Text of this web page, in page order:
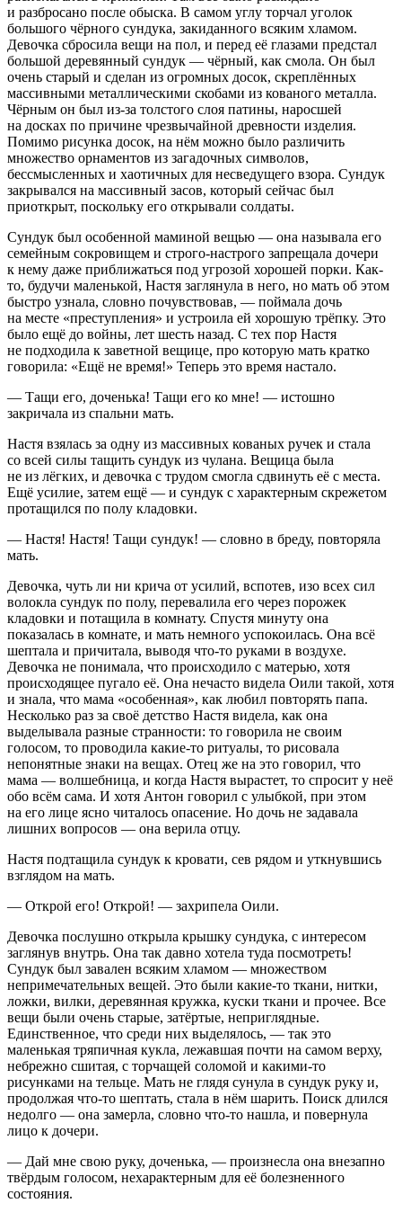
и разбросано после обыска. В самом углу торчал уголок
большого чёрного сундука, закиданного всяким хламом.
Девочка сбросила вещи на пол, и перед её глазами предстал
большой деревянный сундук — чёрный, как смола. Он был
очень старый и сделан из огромных досок, скреплённых
массивными металлическими скобами из кованого металла.
Чёрным он был из-за толстого слоя патины, наросшей
на досках по причине чрезвычайной древности изделия.
Помимо рисунка досок, на нём можно было различить
множество орнаментов из загадочных символов,
бессмысленных и хаотичных для несведущего взора. Сундук
закрывался на массивный засов, который сейчас был
приоткрыт, поскольку его открывали солдаты.
Сундук был особенной маминой вещью — она называла его
семейным сокровищем и строго-настрого запрещала дочери
к нему даже приближаться под угрозой хорошей порки. Как-
то, будучи маленькой, Настя заглянула в него, но мать об этом
быстро узнала, словно почувствовав, — поймала дочь
на месте «преступления» и устроила ей хорошую трёпку. Это
было ещё до войны, лет шесть назад. С тех пор Настя
не подходила к заветной вещице, про которую мать кратко
говорила: «Ещё не время!» Теперь это время настало.
— Тащи его, доченька! Тащи его ко мне! — истошно
закричала из спальни мать.
Настя взялась за одну из массивных кованых ручек и стала
со всей силы тащить сундук из чулана. Вещица была
не из лёгких, и девочка с трудом смогла сдвинуть её с места.
Ещё усилие, затем ещё — и сундук с характерным скрежетом
протащился по полу кладовки.
— Настя! Настя! Тащи сундук! — словно в бреду, повторяла
мать.
Девочка, чуть ли ни крича от усилий, вспотев, изо всех сил
волокла сундук по полу, перевалила его через порожек
кладовки и потащила в комнату. Спустя минуту она
показалась в комнате, и мать немного успокоилась. Она всё
шептала и причитала, выводя что-то руками в воздухе.
Девочка не понимала, что происходило с матерью, хотя
происходящее пугало её. Она нечасто видела Оили такой, хотя
и знала, что мама «особенная», как любил повторять папа.
Несколько раз за своё детство Настя видела, как она
выделывала разные странности: то говорила не своим
голосом, то проводила какие-то ритуалы, то рисовала
непонятные знаки на вещах. Отец же на это говорил, что
мама — волшебница, и когда Настя вырастет, то спросит у неё
обо всём сама. И хотя Антон говорил с улыбкой, при этом
на его лице ясно читалось опасение. Но дочь не задавала
лишних вопросов — она верила отцу.
Настя подтащила сундук к кровати, сев рядом и уткнувшись
взглядом на мать.
— Открой его! Открой! — захрипела Оили.
Девочка послушно открыла крышку сундука, с интересом
заглянув внутрь. Она так давно хотела туда посмотреть!
Сундук был завален всяким хламом — множеством
непримечательных вещей. Это были какие-то ткани, нитки,
ложки, вилки, деревянная кружка, куски ткани и прочее. Все
вещи были очень старые, затёртые, неприглядные.
Единственное, что среди них выделялось, — так это
маленькая тряпичная кукла, лежавшая почти на самом верху,
небрежно сшитая, с торчащей соломой и какими-то
рисунками на тельце. Мать не глядя сунула в сундук руку и,
продолжая что-то шептать, стала в нём шарить. Поиск длился
недолго — она замерла, словно что-то нашла, и повернула
лицо к дочери.
— Дай мне свою руку, доченька, — произнесла она внезапно
твёрдым голосом, нехарактерным для её болезненного
состояния.